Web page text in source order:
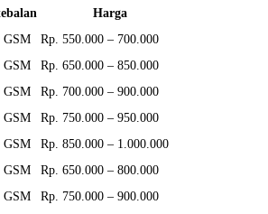
Harga
GSM
Rp. 550.000 – 700.000
GSM
Rp. 650.000 – 850.000
GSM
Rp. 700.000 – 900.000
GSM
Rp. 750.000 – 950.000
GSM
Rp. 850.000 – 1.000.000
GSM
Rp. 650.000 – 800.000
GSM
Rp. 750.000 – 900.000